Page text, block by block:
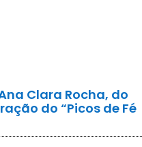
Clara Rocha, do
do “Picos de Fé